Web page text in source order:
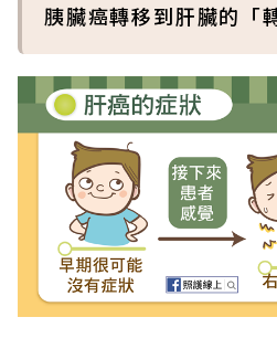
胰臟癌轉移到肝臟的「